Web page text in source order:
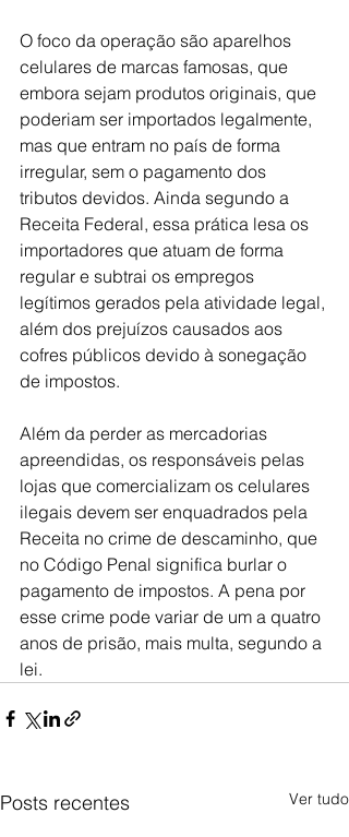
O foco da operação são aparelhos
celulares de marcas famosas, que
embora sejam produtos originais, que
poderiam ser importados legalmente,
mas que entram no país de forma
irregular, sem o pagamento dos
tributos devidos. Ainda segundo a
Receita Federal, essa prática lesa os
importadores que atuam de forma
regular e subtrai os empregos
legítimos gerados pela atividade legal,
além dos prejuízos causados aos
cofres públicos devido à sonegação
de impostos.
Além da perder as mercadorias
apreendidas, os responsáveis pelas
lojas que comercializam os celulares
ilegais devem ser enquadrados pela
Receita no crime de descaminho, que
no Código Penal significa burlar o
pagamento de impostos. A pena por
esse crime pode variar de um a quatro
anos de prisão, mais multa, segundo a
lei.
Posts recentes Ver tudo